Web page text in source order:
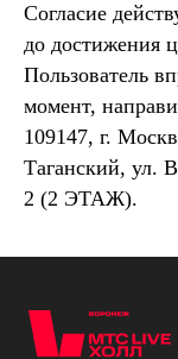
Согласие
до достижения
Пользователь
момент,
109147, г.
Таганский, ул.
2 (2 ЭТАЖ).